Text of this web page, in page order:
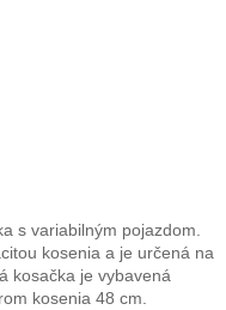
s variabilným pojazdom.
kosenia a je určená na
kosačka je vybavená
kosenia 48 cm.